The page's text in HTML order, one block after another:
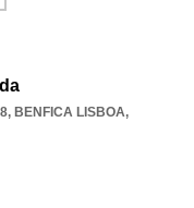
, BENFICA LISBOA,